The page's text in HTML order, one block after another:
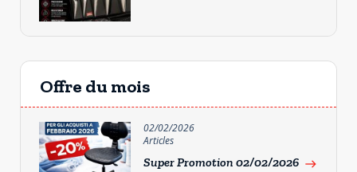
Offre du mois
02/02/2026
Articles
Super Promotion 02/02/2026 east